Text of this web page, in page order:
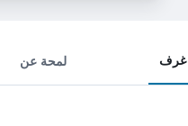
غرف لمحة عن